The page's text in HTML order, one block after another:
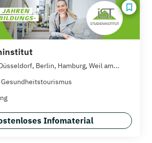
Berlin, Hamburg, Weil am...
Infomaterial